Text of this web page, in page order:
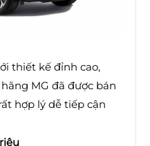
thiết kế đỉnh cao,
MG đã được bán
hợp lý dễ tiếp cận